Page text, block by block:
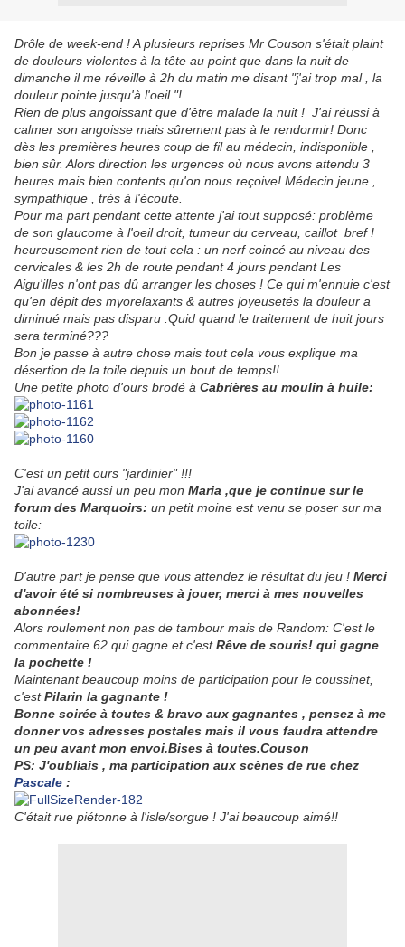
Drôle de week-end ! A plusieurs reprises Mr Couson s'était plaint
de douleurs violentes à la tête au point que dans la nuit de
dimanche il me réveille à 2h du matin me disant "j'ai trop mal , la
douleur pointe jusqu'à l'oeil "!
Rien de plus angoissant que d'être malade la nuit ! J'ai réussi à
calmer son angoisse mais sûrement pas à le rendormir! Donc
dès les premières heures coup de fil au médecin, indisponible ,
bien sûr. Alors direction les urgences où nous avons attendu 3
heures mais bien contents qu'on nous reçoive! Médecin jeune ,
sympathique , très à l'écoute.
Pour ma part pendant cette attente j'ai tout supposé: problème
de son glaucome à l'oeil droit, tumeur du cerveau, caillot bref !
heureusement rien de tout cela : un nerf coincé au niveau des
cervicales & les 2h de route pendant 4 jours pendant Les
Aigu'illes n'ont pas dû arranger les choses ! Ce qui m'ennuie c'est
qu'en dépit des myorelaxants & autres joyeusetés la douleur a
diminué mais pas disparu .Quid quand le traitement de huit jours
sera terminé???
Bon je passe à autre chose mais tout cela vous explique ma
désertion de la toile depuis un bout de temps!!
Une petite photo d'ours brodé à Cabrières au moulin à huile:
C'est un petit ours "jardinier" !!!
J'ai avancé aussi un peu mon Maria ,que je continue sur le
forum des Marquoirs: un petit moine est venu se poser sur ma
toile:
D'autre part je pense que vous attendez le résultat du jeu ! Merci
d'avoir été si nombreuses à jouer, merci à mes nouvelles
abonnées!
Alors roulement non pas de tambour mais de Random: C'est le
commentaire 62 qui gagne et c'estRêve de souris! qui gagne
la pochette !
Maintenant beaucoup moins de participation pour le coussinet,
c'estPilarin la gagnante !
Bonne soirée à toutes & bravo aux gagnantes , pensez à me
donner vos adresses postales mais il vous faudra attendre
un peu avant mon envoi.Bises à toutes.Couson
PS: J'oubliais , ma participation aux scènes de rue chez
Pascale :
C'était rue piétonne à l'isle/sorgue ! J'ai beaucoup aimé!!